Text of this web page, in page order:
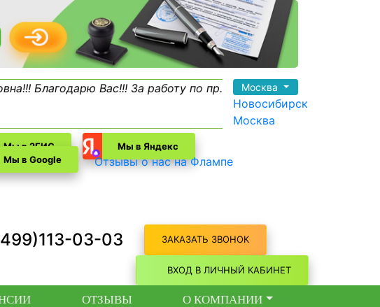
Вас!!! За работу по пр... Людмила Николаевна,
Москва
Новосибирск
Москва
Мы в 2ГИС
Мы в Яндекс
Мы в Google
Отзывы о нас на Флампе
03-03 ЗАКАЗАТЬ ЗВОНОК
ВХОД В ЛИЧНЫЙ КАБИНЕТ
ОТЗЫВЫ О КОМПАНИИ